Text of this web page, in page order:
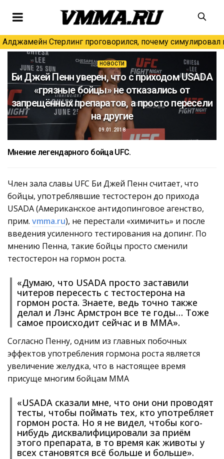
Алджамейн Стерлинг проговорился, почему симулировал
НОВОСТИ
Би Джей Пенн уверен, что с приходом USADA
«грязные бойцы» не отказались от
запрещённых препаратов, а просто пересели
на другие
09.01.2018
Мнение легендарного бойца UFC.
Член зала славы UFC Би Джей Пенн считает, что
бойцы, употреблявшие тестостерон до прихода
USADA (Американское антидопинговое агенство,
прим. vmma.ru), не перестали «химичить» и после
введения усиленного тестирования на допинг. По
мнению Пенна, такие бойцы просто сменили
тестостерон на гормон роста.
«Думаю, что USADA просто заставили
читеров пересесть с тестостерона на
гормон роста. Знаете, ведь точно также
делал и Лэнс Армстрон все те годы… Тоже
самое происходит сейчас и в ММА».
Согласно Пенну, одним из главных побочных
эффектов употребления гормона роста является
увеличение желудка, что в настоящее время
присуще многим бойцам ММА
«USADA сказали мне, что они они проводят
тесты, чтобы поймать тех, кто употребляет
гормон роста. Но я не видел, чтобы кого-
нибудь дисквалифицировали за приём
этого препарата, в то время как животы у
всех становятся всё больше и больше».